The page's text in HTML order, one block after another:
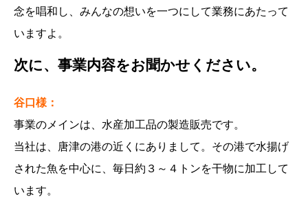
念を唱和し、みんなの想いを一つにして業務にあたって
いますよ。
次に、事業内容をお聞かせください。
谷口様：
事業のメインは、水産加工品の製造販売です。
当社は、唐津の港の近くにありまして。その港で水揚げ
された魚を中心に、毎日約３～４トンを干物に加工して
います。